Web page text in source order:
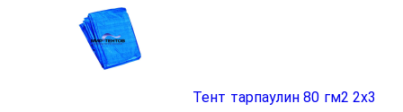
Тент тарпаулин 80 гм2 2х3